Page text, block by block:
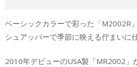
ベーシックカラーで彩った「M2002R
シュアッパーで季節に映える佇まいに
2010年デビューのUSA製「MR2002」